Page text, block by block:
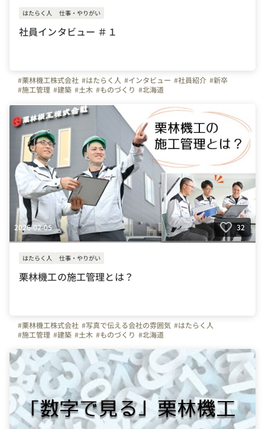
はたらく人 仕事・やりがい
社員インタビュー ＃１
#栗林機工株式会社 #はたらく人 #インタビュー #社員紹介 #新卒
#施工管理 #建築 #土木 #ものづくり #北海道
2026-02-05 32
はたらく人 仕事・やりがい
栗林機工の施工管理とは？
#栗林機工株式会社 #写真で伝える会社の雰囲気 #はたらく人
#施工管理 #建築 #土木 #ものづくり #北海道